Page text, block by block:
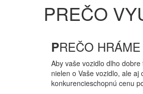
PREČO
PREČO
Aby vaše vozidlo dlho
nielen o Vaše vozidlo, ale
konkurencieschopnú cenu